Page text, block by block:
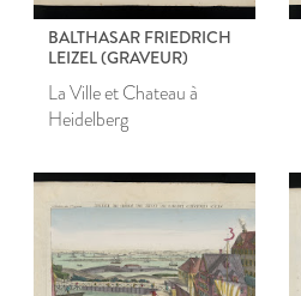
BALTHASAR FRIEDRICH
LEIZEL (GRAVEUR)
La Ville et Chateau à
Heidelberg